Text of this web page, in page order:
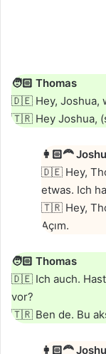
🧑🏻 Thomas
🇩🇪 Hey, Joshua,
🇹🇷 Hey Joshua,
👩🏻‍🦰
🇩🇪 Hey,
etwas. Ich
🇹🇷 Hey,
Açım.
🧑🏻 Thomas
🇩🇪 Ich auch. Hast
vor?
🇹🇷 Ben de. Bu
👩🏻‍🦰